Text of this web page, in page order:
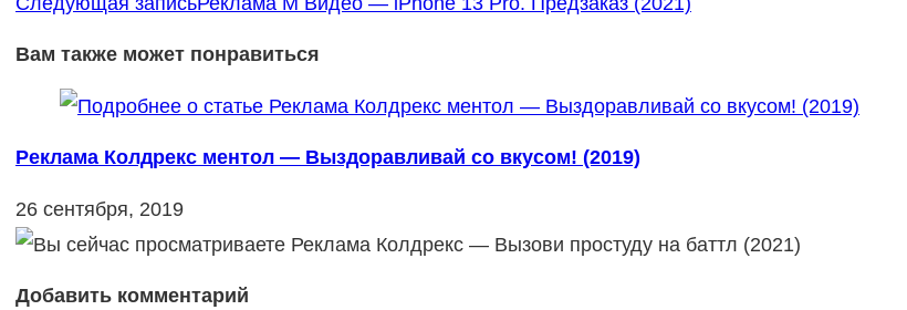
Вам также может понравиться
Реклама Колдрекс ментол — Выздоравливай со вкусом! (2019)
26 сентября, 2019
Добавить комментарий